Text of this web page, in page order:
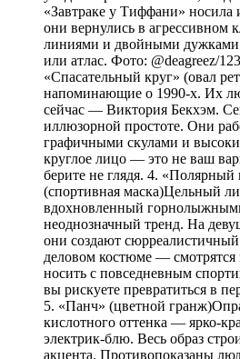
«Завтраке у Тиффани»
они вернулись в
линиями и двойными
или атлас. Фото: @deagreez/
«Спасательный круг» (овал
напоминающие о 1990-х. Их
сейчас — Виктория Бекхэм.
иллюзорной простоте. Они
графичными скулами и
круглое лицо — это не ваш
берите не глядя. 4. «Полярный
(спортивная маска)Цельный
вдохновленный
неоднозначный тренд. На
они создают
деловом костюме — смотрятся
носить с повседневным
вы рискуете превратиться в
5. «Панч» (цветной
кислотного оттенка — ярко-
электрик-блю. Весь образ
акцента. Противопоказаны